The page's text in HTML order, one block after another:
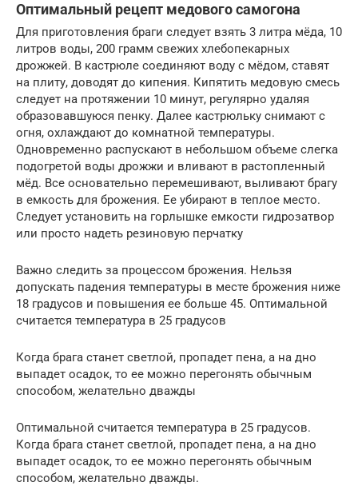
Оптимальный рецепт медового самогона
Для приготовления браги следует взять 3 литра мёда, 10
литров воды, 200 грамм свежих хлебопекарных
дрожжей. В кастрюле соединяют воду с мёдом, ставят
на плиту, доводят до кипения. Кипятить медовую смесь
следует на протяжении 10 минут, регулярно удаляя
образовавшуюся пенку. Далее кастрюльку снимают с
огня, охлаждают до комнатной температуры.
Одновременно распускают в небольшом объеме слегка
подогретой воды дрожжи и вливают в растопленный
мёд. Все основательно перемешивают, выливают брагу
в емкость для брожения. Ее убирают в теплое место.
Следует установить на горлышке емкости гидрозатвор
или просто надеть резиновую перчатку
Важно следить за процессом брожения. Нельзя
допускать падения температуры в месте брожения ниже
18 градусов и повышения ее больше 45. Оптимальной
считается температура в 25 градусов
Когда брага станет светлой, пропадет пена, а на дно
выпадет осадок, то ее можно перегонять обычным
способом, желательно дважды
Оптимальной считается температура в 25 градусов.
Когда брага станет светлой, пропадет пена, а на дно
выпадет осадок, то ее можно перегонять обычным
способом, желательно дважды.